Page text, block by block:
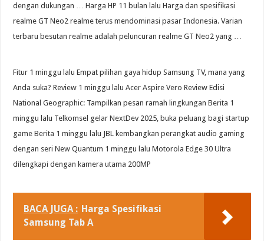
dengan dukungan … Harga HP 11 bulan lalu Harga dan spesifikasi
realme GT Neo2 realme terus mendominasi pasar Indonesia. Varian
terbaru besutan realme adalah peluncuran realme GT Neo2 yang …
Fitur 1 minggu lalu Empat pilihan gaya hidup Samsung TV, mana yang
Anda suka? Review 1 minggu lalu Acer Aspire Vero Review Edisi
National Geographic: Tampilkan pesan ramah lingkungan Berita 1
minggu lalu Telkomsel gelar NextDev 2025, buka peluang bagi startup
game Berita 1 minggu lalu JBL kembangkan perangkat audio gaming
dengan seri New Quantum 1 minggu lalu Motorola Edge 30 Ultra
dilengkapi dengan kamera utama 200MP
BACA JUGA : Harga Spesifikasi
Samsung Tab A